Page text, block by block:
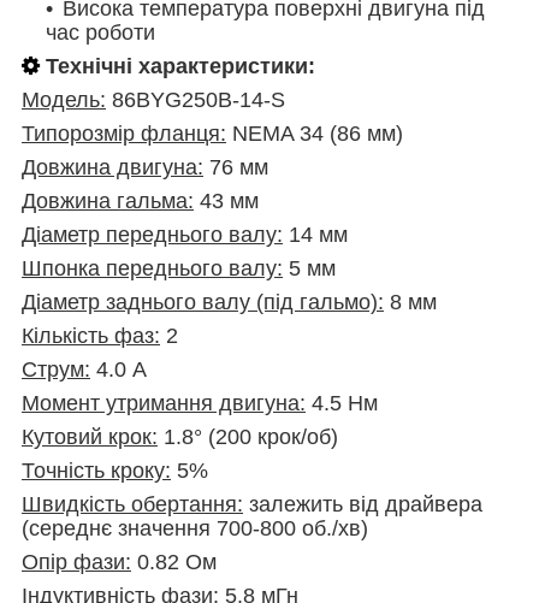
Висока температура поверхні двигуна під
час роботи
Технічні характеристики:
Модель: 86BYG250B-14-S
Типорозмір фланця: NEMA 34 (86 мм)
Довжина двигуна: 76 мм
Довжина гальма: 43 мм
Діаметр переднього валу: 14 мм
Шпонка переднього валу: 5 мм
Діаметр заднього валу (під гальмо): 8 мм
Кількість фаз: 2
Струм: 4.0 А
Момент утримання двигуна: 4.5 Нм
Кутовий крок: 1.8° (200 крок/об)
Точність кроку: 5%
Швидкість обертання: залежить від драйвера
(середнє значення 700-800 об./хв)
Опір фази: 0.82 Ом
Індуктивність фази: 5.8 мГн